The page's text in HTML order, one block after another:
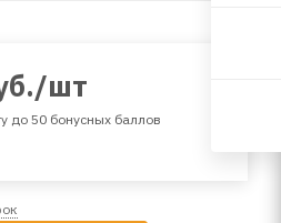
/шт
до 50 бонусных баллов